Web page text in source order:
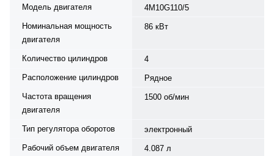
Модель двигателя
4M10G110/5
Номинальная мощность
двигателя
86 кВт
Количество цилиндров
4
Расположение цилиндров
Рядное
Частота вращения
двигателя
1500 об/мин
Тип регулятора оборотов
электронный
Рабочий объем двигателя
4.087 л